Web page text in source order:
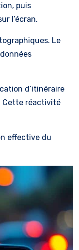
puis
l’écran.
Le
d’itinéraire
Cette réactivité
effective du